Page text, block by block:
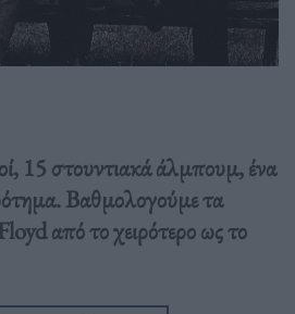
15 στουντιακά άλμπουμ, ένα
Βαθμολογούμε τα
από το χειρότερο ως το